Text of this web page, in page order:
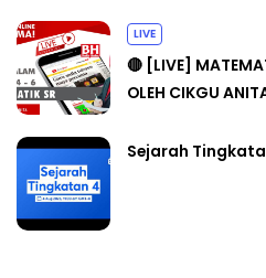
LIVE
🔴 [LIVE]
OLEH CIKGU
Sejarah